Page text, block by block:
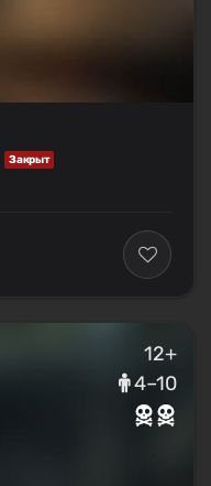
Закрыт
12+
4–10